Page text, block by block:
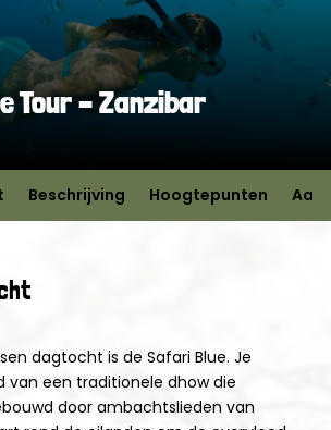
Tour – Zanzibar
Beschrijving Hoogtepunten
dagtocht is de Safari Blue. Je
van een traditionele dhow die
door ambachtslieden van